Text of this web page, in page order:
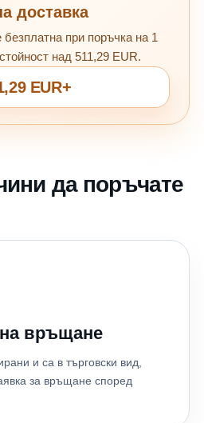
доставка
безплатна при поръчка на 1
над 511,29 EUR.
EUR+
да поръчате
връщане
и са в търговски вид,
за връщане според